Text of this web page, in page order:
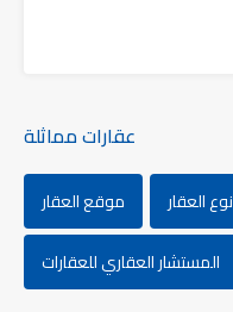
عقارات مماثلة
نوع العقار
موقع العقار
المستشار العقاري للعقارات